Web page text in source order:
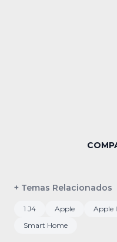
+ Temas Relacionados
1 J4 Apple Apple
Smart Home